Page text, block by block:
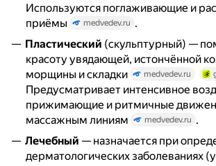
Используются поглаживающие и
приёмы
medvedev.ru .
Пластический (скульптурный) —
красоту увядающей, истончённой
морщины и складки
medvedev.ru
Предусматривает интенсивное
прижимающие и ритмичные
массажным линиям
medvedev.ru .
Лечебный — назначается при
дерматологических заболеваниях